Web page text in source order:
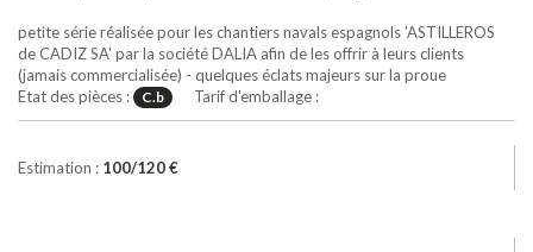
petite série réalisée pour les chantiers navals espagnols 'ASTILLEROS
de CADIZ SA' par la société DALIA afin de les offrir à leurs clients
(jamais commercialisée) - quelques éclats majeurs sur la proue
Etat des pièces :
C.b Tarif d'emballage :
Estimation : 100/120 €